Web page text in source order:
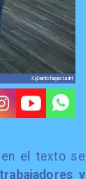
X @antofagastadrt
el texto se
y